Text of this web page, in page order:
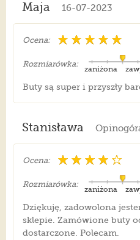
Maja 16-07-2023
Ocena:
Rozmiarówka:
zaniżona
Buty są super i przyszły
Stanisława
Ocena:
Rozmiarówka:
zaniżona
Dziękuję, zadowolona
sklepie. Zamówione buty
dostarczone. Polecam.